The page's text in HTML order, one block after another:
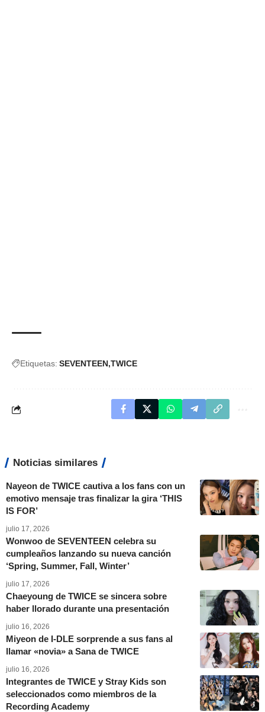
Etiquetas: SEVENTEEN TWICE
Noticias similares
Nayeon de TWICE cautiva a los fans con un
emotivo mensaje tras finalizar la gira ‘THIS
IS FOR’
julio 17, 2026
Wonwoo de SEVENTEEN celebra su
cumpleaños lanzando su nueva canción
‘Spring, Summer, Fall, Winter’
julio 17, 2026
Chaeyoung de TWICE se sincera sobre
haber llorado durante una presentación
julio 16, 2026
Miyeon de I-DLE sorprende a sus fans al
llamar «novia» a Sana de TWICE
julio 16, 2026
Integrantes de TWICE y Stray Kids son
seleccionados como miembros de la
Recording Academy